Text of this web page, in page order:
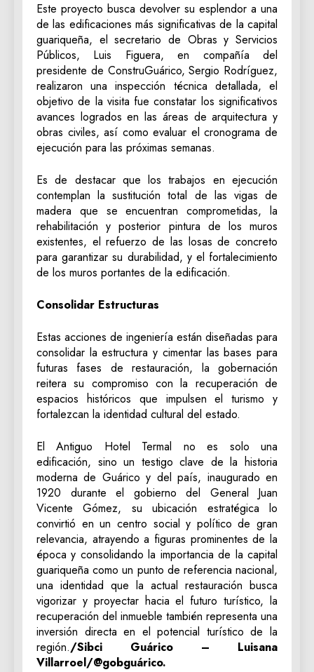
Este proyecto busca devolver su esplendor a una
de las edificaciones más significativas de la capital
guariqueña, el secretario de Obras y Servicios
Públicos, Luis Figuera, en compañía del
presidente de ConstruGuárico, Sergio Rodríguez,
realizaron una inspección técnica detallada, el
objetivo de la visita fue constatar los significativos
avances logrados en las áreas de arquitectura y
obras civiles, así como evaluar el cronograma de
ejecución para las próximas semanas.
Es de destacar que los trabajos en ejecución
contemplan la sustitución total de las vigas de
madera que se encuentran comprometidas, la
rehabilitación y posterior pintura de los muros
existentes, el refuerzo de las losas de concreto
para garantizar su durabilidad, y el fortalecimiento
de los muros portantes de la edificación.
Consolidar Estructuras
Estas acciones de ingeniería están diseñadas para
consolidar la estructura y cimentar las bases para
futuras fases de restauración, la gobernación
reitera su compromiso con la recuperación de
espacios históricos que impulsen el turismo y
fortalezcan la identidad cultural del estado.
El Antiguo Hotel Termal no es solo una
edificación, sino un testigo clave de la historia
moderna de Guárico y del país, inaugurado en
1920 durante el gobierno del General Juan
Vicente Gómez, su ubicación estratégica lo
convirtió en un centro social y político de gran
relevancia, atrayendo a figuras prominentes de la
época y consolidando la importancia de la capital
guariqueña como un punto de referencia nacional,
una identidad que la actual restauración busca
vigorizar y proyectar hacia el futuro turístico, la
recuperación del inmueble también representa una
inversión directa en el potencial turístico de la
región./Sibci Guárico – Luisana
Villarroel/@gobguárico.